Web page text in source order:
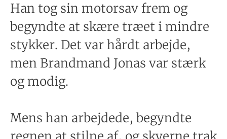
Han tog sin motorsav frem og
begyndte at skære træet i mindre
stykker. Det var hårdt arbejde,
men Brandmand Jonas var stærk
og modig.
Mens han arbejdede, begyndte